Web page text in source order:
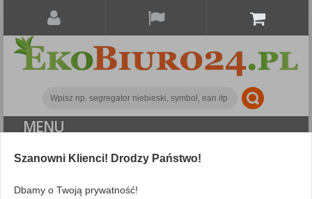
MENU
Papier i etykiety
Etykiety samoprzylepne
Szanowni Klienci! Drodzy Państwo!
Dbamy o Twoją prywatność!